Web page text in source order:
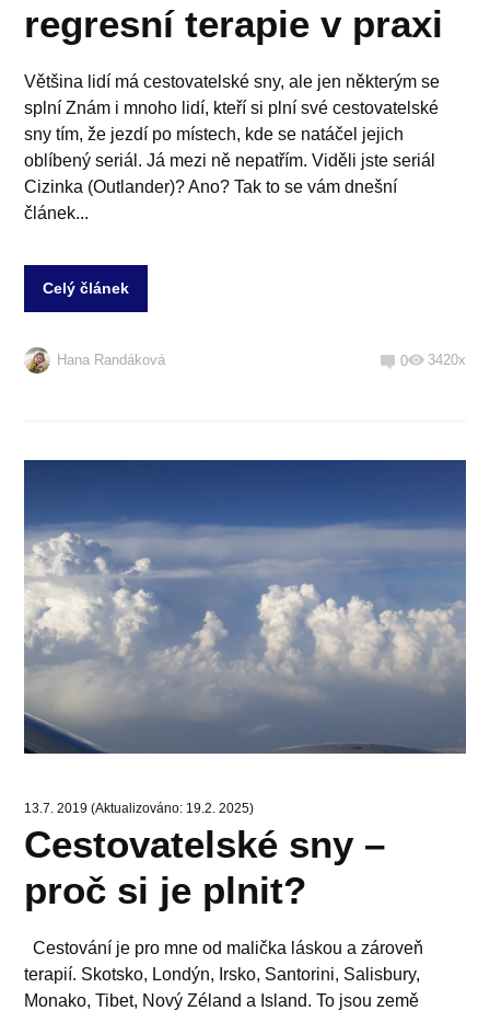
regresní terapie v praxi
Většina lidí má cestovatelské sny, ale jen některým se
splní Znám i mnoho lidí, kteří si plní své cestovatelské
sny tím, že jezdí po místech, kde se natáčel jejich
oblíbený seriál. Já mezi ně nepatřím. Viděli jste seriál
Cizinka (Outlander)? Ano? Tak to se vám dnešní
článek...
Celý článek
Hana Randáková 0 3420x
13.7. 2019 (Aktualizováno: 19.2. 2025)
Cestovatelské sny –
proč si je plnit?
Cestování je pro mne od malička láskou a zároveň
terapií. Skotsko, Londýn, Irsko, Santorini, Salisbury,
Monako, Tibet, Nový Zéland a Island. To jsou země